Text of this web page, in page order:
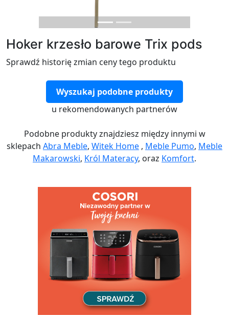
Hoker krzesło barowe Trix pods
Sprawdź historię zmian ceny tego produktu
Wyszukaj podobne produkty
u rekomendowanych partnerów
Podobne produkty znajdziesz między innymi w
sklepach Abra Meble, Witek Home , Meble Pumo, Meble
Makarowski, Król Materacy, oraz Komfort.